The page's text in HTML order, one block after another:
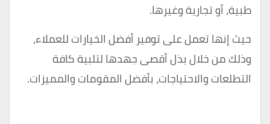
طبية، أو تجارية وغيرها.
حيث إنها تعمل على توفير أفضل الخيارات للعملاء،
وذلك من خلال بذل أقصى جهدها لتلبية كافة
التطلعات والاحتياجات، بأفضل المقومات والمميزات.